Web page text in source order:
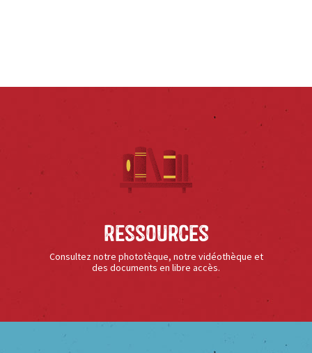
Ressources
Consultez notre phototèque, notre vidéothèque et
des documents en libre accès.